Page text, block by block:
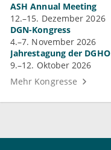
ASH Annual Meeting
12.–15. Dezember 2026
DGN-Kongress
4.–7. November 2026
Jahrestagung der DGHO
9.–12. Oktober 2026
Mehr Kongresse